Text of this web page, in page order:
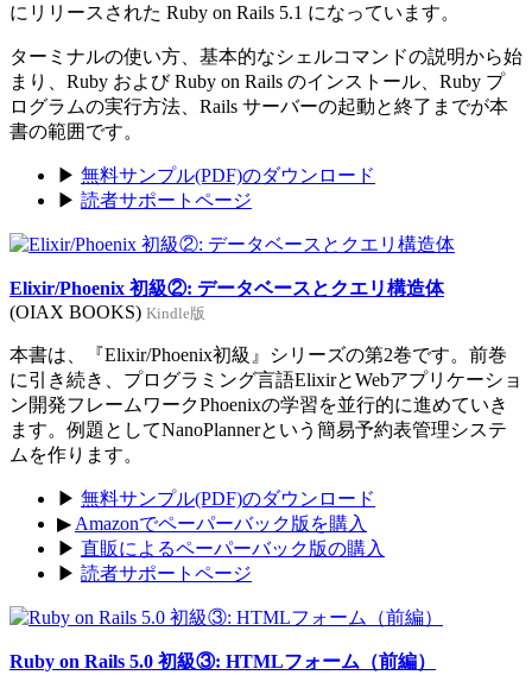
にリリースされた Ruby on Rails 5.1 になっています。
ターミナルの使い方、基本的なシェルコマンドの説明から始
まり、Ruby および Ruby on Rails のインストール、Ruby プ
ログラムの実行方法、Rails サーバーの起動と終了までが本
書の範囲です。
▶ 無料サンプル(PDF)のダウンロード
▶ 読者サポートページ
Elixir/Phoenix 初級②: データベースとクエリ構造体
(OIAX BOOKS) Kindle版
本書は、『Elixir/Phoenix初級』シリーズの第2巻です。前巻
に引き続き、プログラミング言語ElixirとWebアプリケーショ
ン開発フレームワークPhoenixの学習を並行的に進めていき
ます。例題としてNanoPlannerという簡易予約表管理システ
ムを作ります。
▶ 無料サンプル(PDF)のダウンロード
▶ Amazonでペーパーバック版を購入
▶ 直販によるペーパーバック版の購入
▶ 読者サポートページ
Ruby on Rails 5.0 初級③: HTMLフォーム（前編）